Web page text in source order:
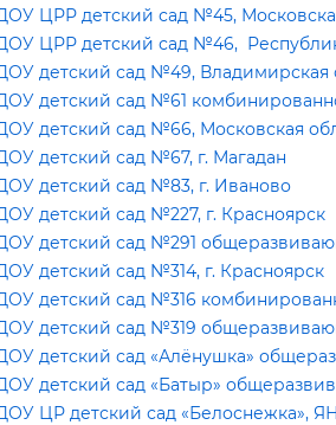
ЦРР детский сад №45,
ЦРР детский сад №46,
детский сад №49, Владимирская
детский сад №61
детский сад №66, Московская
детский сад №67, г. Магадан
детский сад №83, г. Иваново
детский сад №227, г. Красноярск
детский сад №291
детский сад №314, г. Красноярск
детский сад №316
детский сад №319
детский сад «Алёнушка»
детский сад «Батыр»
ЦР детский сад «Белоснежка»,